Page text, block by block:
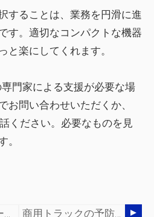
することは、業務を円滑に進
す。適切なコンパクトな機器
と楽にしてくれます。
門家による支援が必要な場
お問い合わせいただくか、
ください。必要なものを見
。
Cat® テクノロジーが建設の未来をどのように変えるか 商用トラックの予防保守チェックリスト